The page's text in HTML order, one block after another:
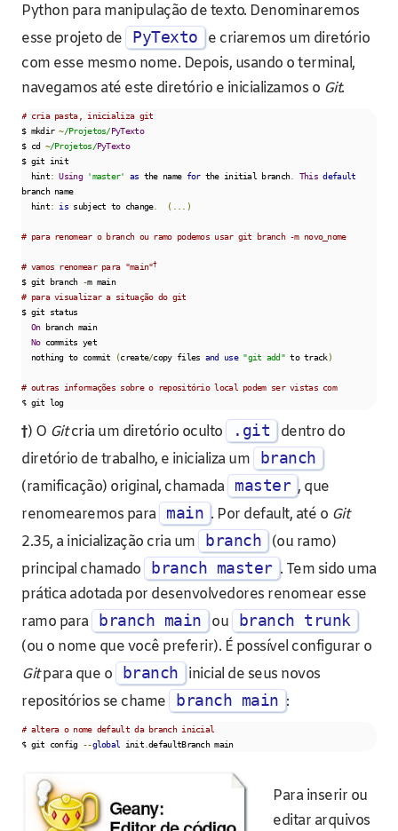
Python para manipulação de texto. Denominaremos
esse projeto de
PyTexto
e criaremos um diretório
com esse mesmo nome. Depois, usando o terminal,
navegamos até este diretório e inicializamos o Git.
# cria pasta, inicializa git
$ mkdir ~/Projetos/PyTexto
$ cd ~/Projetos/PyTexto
$ git init
  hint
: Using 'master' as the name for the initial branch. This default
branch name
  hint
: is subject to change. (...)
# para renomear o branch ou ramo podemos usar git branch -m novo_nome
# vamos renomear para "main"†
$ git branch -
m main
# para visualizar a situação do git
$ git status
On branch main
No commits yet
  nothing to commit
(create/copy files and use "git add" to track)
# outras informações sobre o repositório local podem ser vistas com
$ git log
†) O Gitcria um diretório oculto .git
dentro do
diretório de trabalho, e inicializa um
branch
(ramificação) original, chamada master , que
renomearemos para main . Por default, até o Git
2.35, a inicialização cria um
branch
(ou ramo)
principal chamado
branch master . Tem sido uma
prática adotada por desenvolvedores renomear esse
ramo para
branch main ou branch trunk
(ou o nome que você preferir). É possível configurar o
Gitpara que o branch
inicial de seus novos
repositórios se chame
branch main :
# altera o nome default da branch inicial
$ git config --global init.defaultBranch main
Para inserir ou
editar arquivos